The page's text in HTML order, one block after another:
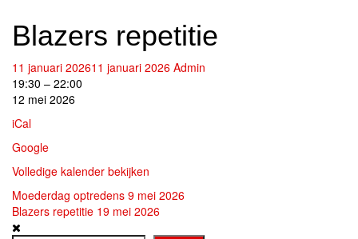
Blazers repetitie
11 januari 202611 januari 2026 Admin
Blazers
repetitie
19:30 – 22:00
12 mei 2026
iCal
Google
Volledige kalender bekijken
Bericht
navigatie
Moederdag optredens 9 mei 2026
Blazers repetitie 19 mei 2026